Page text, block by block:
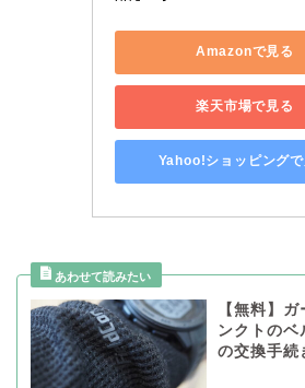
Amazonで見る
楽天市場で見る
Yahoo!ショッピングで
【無料】
ンクトのベ
の交換手続